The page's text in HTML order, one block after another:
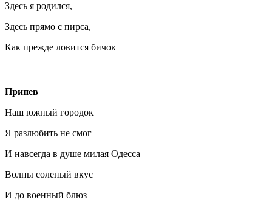
Здесь я родился,
Здесь прямо с пирса,
Как прежде ловится бичок
Припев
Наш южный городок
Я разлюбить не смог
И навсегда в душе милая Одесса
Волны соленый вкус
И до военный блюз